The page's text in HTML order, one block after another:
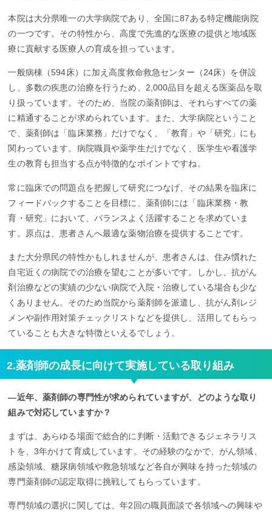
本院は大分県唯一の大学病院であり、全国に87ある特定機能病院
の一つです。その特性から、高度で先進的な医療の提供と地域医
療に貢献する医療人の育成を担っています。
一般病棟（594床）に加え高度救命救急センター（24床）を併設
し、多数の疾患の治療を行うため、2,000品目を超える医薬品を取
り扱っています。そのため、当院の薬剤師は、それらすべての薬
に精通することが求められています。また、大学病院ということ
で、薬剤師は「臨床業務」だけでなく、「教育」や「研究」にも
関わっています。病院職員や薬学生だけでなく、医学生や看護学
生の教育も担当する点が特徴的なポイントですね。
常に臨床での問題点を把握して研究につなげ、その結果を臨床に
フィードバックすることを目標に、薬剤師には「臨床業務・教
育・研究」において、バランスよく活躍することを求めていま
す。原点は、患者さんへ最適な薬物治療を提供することです。
また大分県民の特性かもしれませんが、患者さんは、住み慣れた
自宅近くの病院での治療を望むことが多いです。しかし、抗がん
剤治療などの実績の少ない病院で入院・治療している場合も少な
くありません。そのため当院から薬剤師を派遣し、抗がん剤レジ
メンや副作用対策チェックリストなどを提供し、活用してもらっ
ていることも大きな特徴といえるでしょう。
2.薬剤師の成長に向けて実施している取り組み
―近年、薬剤師の専門性が求められていますが、どのような取り
組みで対応していますか？
まずは、あらゆる場面で総合的に判断・活動できるジェネラリス
トを、3年かけて育成しています。その経験のなかで、がん領域、
感染領域、糖尿病領域や救急領域など各自が興味を持った領域の
専門薬剤師の認定取得に挑戦してもらっています。
専門領域の選択に関しては、年2回の職員面談で各領域への興味や